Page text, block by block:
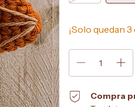
¡Solo quedan 3
Compra